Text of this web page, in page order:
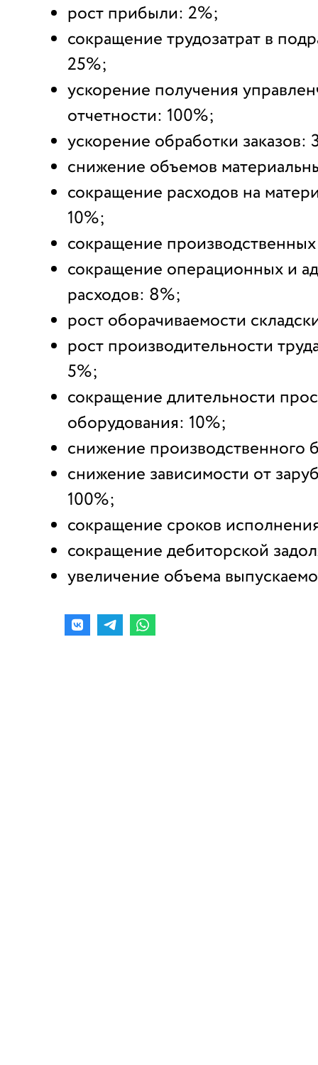
рост прибыли: 2%;
сокращение трудозатрат в
25%;
ускорение получения
отчетности: 100%;
ускорение обработки заказов:
снижение объемов
сокращение расходов на
10%;
сокращение
сокращение операционных и
расходов: 8%;
рост оборачиваемости
рост производительности
5%;
сокращение длительности
оборудования: 10%;
снижение производственного
снижение зависимости от
100%;
сокращение сроков
сокращение дебиторской
увеличение объема